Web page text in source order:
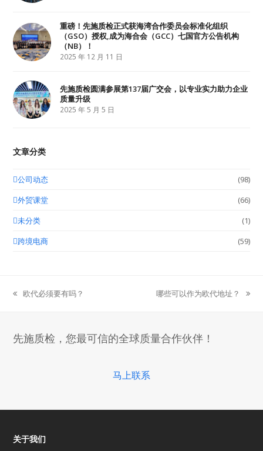
重磅！先施质检正式获海湾合作委员会标准化组织
（GSO）授权,成为海合会（GCC）七国官方公告机构
（NB）！
2025 年 12 月 11 日
先施质检圆满参展第137届广交会，以专业实力助力企业
质量升级
2025 年 5 月 5 日
文章分类
公司动态
(98)
外贸课堂
(66)
未分类
(1)
跨境电商
(59)
previous
欧代必须要有吗？
next
哪些可以作为欧代地址？
先施质检，您最可信的全球质量合作伙伴！
马上联系
关于我们